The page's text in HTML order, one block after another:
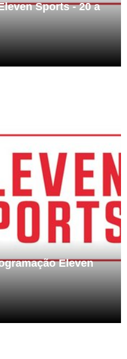
Sports - 20 a
Eleven